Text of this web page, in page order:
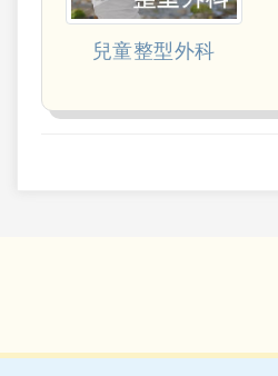
兒童整型外科